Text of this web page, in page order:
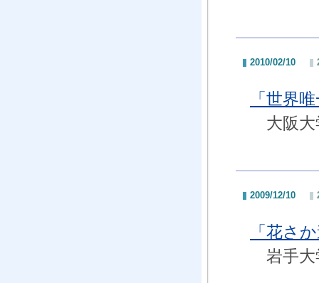
2010/02/10
「世界
大阪大
2009/12/10
「花さ
岩手大